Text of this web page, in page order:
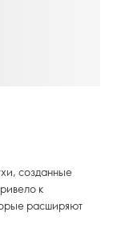
созданные
к
расширяют